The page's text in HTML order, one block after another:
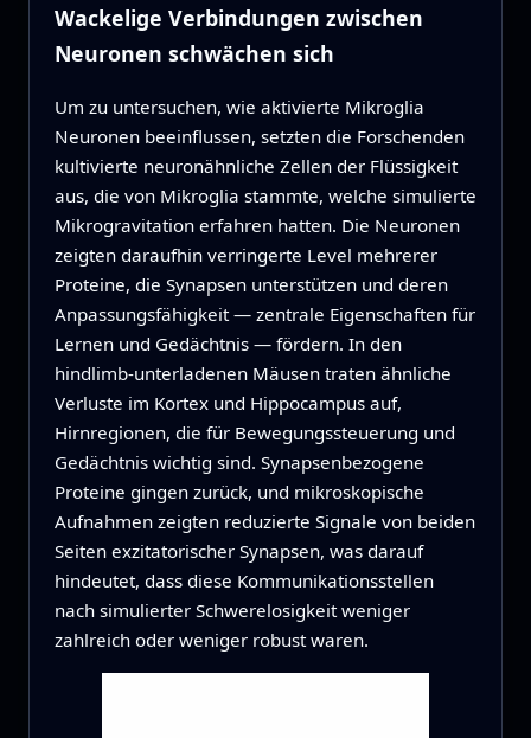
Wackelige Verbindungen zwischen
Neuronen schwächen sich
Um zu untersuchen, wie aktivierte Mikroglia
Neuronen beeinflussen, setzten die Forschenden
kultivierte neuronähnliche Zellen der Flüssigkeit
aus, die von Mikroglia stammte, welche simulierte
Mikrogravitation erfahren hatten. Die Neuronen
zeigten daraufhin verringerte Level mehrerer
Proteine, die Synapsen unterstützen und deren
Anpassungsfähigkeit — zentrale Eigenschaften für
Lernen und Gedächtnis — fördern. In den
hindlimb-unterladenen Mäusen traten ähnliche
Verluste im Kortex und Hippocampus auf,
Hirnregionen, die für Bewegungssteuerung und
Gedächtnis wichtig sind. Synapsenbezogene
Proteine gingen zurück, und mikroskopische
Aufnahmen zeigten reduzierte Signale von beiden
Seiten exzitatorischer Synapsen, was darauf
hindeutet, dass diese Kommunikationsstellen
nach simulierter Schwerelosigkeit weniger
zahlreich oder weniger robust waren.